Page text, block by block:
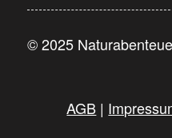
© 2025
AGB |